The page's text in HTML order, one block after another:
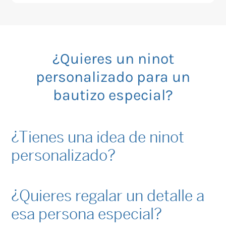
¿Quieres un ninot
personalizado para un
bautizo especial?
¿Tienes una idea de ninot
personalizado?
¿Quieres regalar un detalle a
esa persona especial?